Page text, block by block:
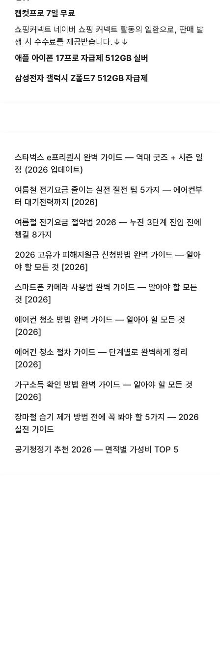
캡컷프로 7일 무료
쇼핑커넥트 네이버 쇼핑 커넥트 활동의 일환으로, 판매 발
생 시 수수료를 제공받습니다.↓↓
애플 아이폰 17프로 자급제 512GB 실버
삼성전자 갤럭시 Z폴드7 512GB 자급제
스타벅스 e프리퀀시 완벽 가이드 — 역대 굿즈 + 시즌 일
정 (2026 업데이트)
여름철 전기요금 줄이는 실전 절전 팁 5가지 — 에어컨부
터 대기전력까지 [2026]
여름철 전기요금 절약법 2026 — 누진 3단계 진입 전에
챙길 8가지
2026 고유가 피해지원금 신청방법 완벽 가이드 — 알아
야 할 모든 것 [2026]
스마트폰 카메라 사용법 완벽 가이드 — 알아야 할 모든
것 [2026]
에어컨 청소 방법 완벽 가이드 — 알아야 할 모든 것
[2026]
에어컨 청소 절차 가이드 — 단계별로 완벽하게 정리
[2026]
가구소득 확인 방법 완벽 가이드 — 알아야 할 모든 것
[2026]
장마철 습기 제거 방법 전에 꼭 봐야 할 5가지 — 2026
실전 가이드
공기청정기 추천 2026 — 면적별 가성비 TOP 5